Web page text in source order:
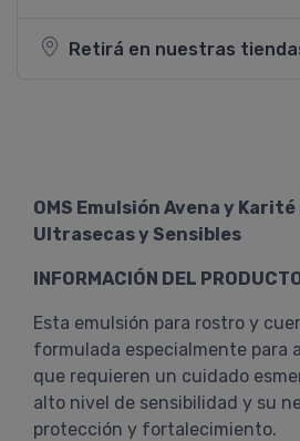
Retirá en nuestras
OMS Emulsión Avena y
Ultrasecas y Sensibles
INFORMACIÓN DEL
Esta emulsión para rostro y
formulada especialmente para
que requieren un cuidado
alto nivel de sensibilidad y su
protección y fortalecimiento.